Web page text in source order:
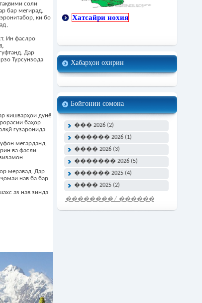
Хатсайри нохия
Хабарҳои охирин
Бойгонии сомона
��� 2026 (2)
������ 2026 (1)
���� 2026 (3)
������� 2026 (5)
������ 2025 (4)
���� 2025 (2)
�������� / ������
���� �����
соли
бар мегирад.
ки бо
Ин фаслро
Дар
Турсунзода
кишварҳои дунё
баҳор
гузаронида
мегарданд.
ва фасли
меравад. Дар
нав ба бар
аз нав зинда